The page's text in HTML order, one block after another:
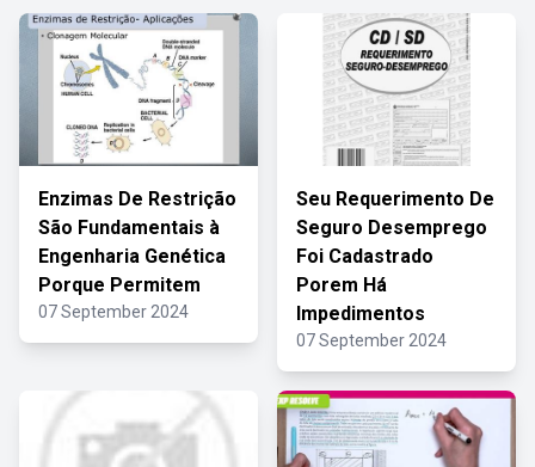
Enzimas De Restrição
São Fundamentais à
Engenharia Genética
Porque Permitem
07 September 2024
Seu Requerimento De
Seguro Desemprego
Foi Cadastrado
Porem Há
Impedimentos
07 September 2024